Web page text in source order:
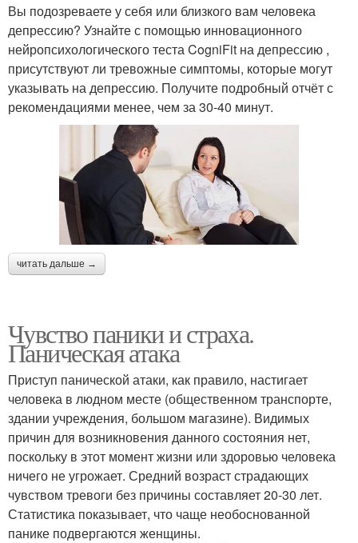
Вы подозреваете у себя или близкого вам человека
депрессию? Узнайте с помощью инновационного
нейропсихологического теста CogniFit на депрессию ,
присутствуют ли тревожные симптомы, которые могут
указывать на депрессию. Получите подробный отчёт с
рекомендациями менее, чем за 30-40 минут.
читать дальше →
Чувство паники и страха.
Паническая атака
Приступ панической атаки, как правило, настигает
человека в людном месте (общественном транспорте,
здании учреждения, большом магазине). Видимых
причин для возникновения данного состояния нет,
поскольку в этот момент жизни или здоровью человека
ничего не угрожает. Средний возраст страдающих
чувством тревоги без причины составляет 20-30 лет.
Статистика показывает, что чаще необоснованной
панике подвергаются женщины.